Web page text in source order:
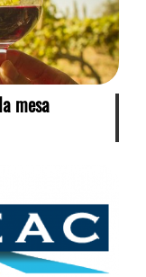
mesa